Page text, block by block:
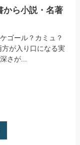
から小説・名著
ゴール？カミュ？
が入り口になる実
さが...